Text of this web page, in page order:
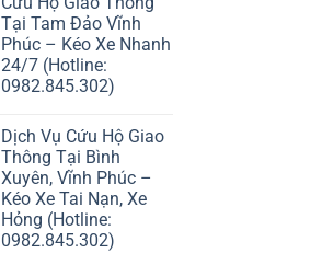
Tại Tam Đảo Vĩnh
Phúc – Kéo Xe Nhanh
24/7 (Hotline:
0982.845.302)
Dịch Vụ Cứu Hộ Giao
Thông Tại Bình
Xuyên, Vĩnh Phúc –
Kéo Xe Tai Nạn, Xe
Hỏng (Hotline:
0982.845.302)